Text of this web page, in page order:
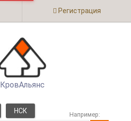
Регистрация
КровАльянс
НСК Например: